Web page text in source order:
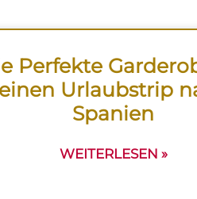
Perfekte
einen Urlaubstrip
Spanien
WEITERLESEN »